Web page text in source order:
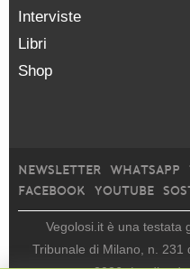
Interviste
Libri
Shop
NEWSLETTER WHATSAPP
FACEBOOK
YOUTUBE
Vegolosi.it è una testata
Tribunale di Milano, n. 231